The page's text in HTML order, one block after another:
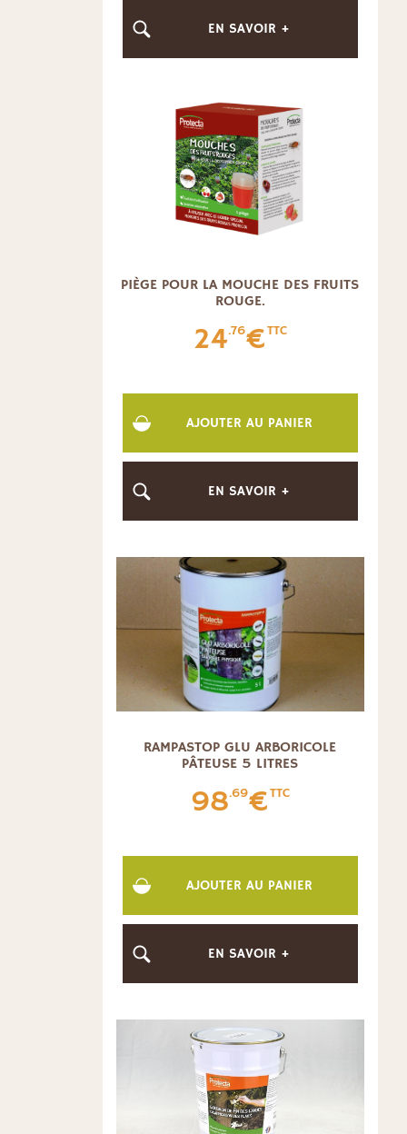
EN SAVOIR +
PIÈGE POUR LA MOUCHE DES FRUITS
ROUGE.
24.76€TTC
AJOUTER AU PANIER
EN SAVOIR +
RAMPASTOP GLU ARBORICOLE
PÂTEUSE 5 LITRES
98.69€TTC
AJOUTER AU PANIER
EN SAVOIR +